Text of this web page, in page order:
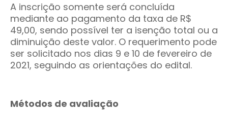
A inscrição somente será concluída
mediante ao pagamento da taxa de R$
49,00, sendo possível ter a isenção total ou a
diminuição deste valor. O requerimento pode
ser solicitado nos dias 9 e 10 de fevereiro de
2021, seguindo as orientações do edital.
Métodos de avaliação